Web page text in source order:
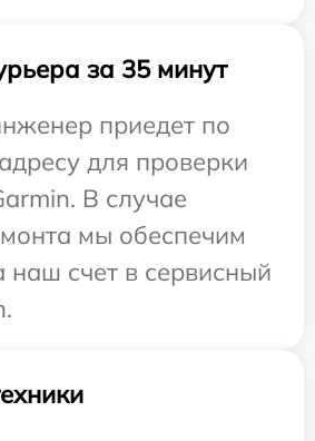
за 35 минут
приедет по
для проверки
В случае
мы обеспечим
наш счет в сервисный